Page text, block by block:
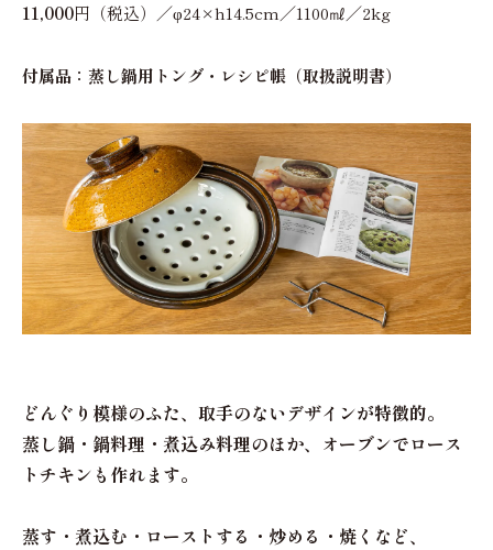
11,000円（税込）／φ24×h14.5cm／1100㎖／2kg
付属品：蒸し鍋用トング・レシピ帳（取扱説明書）
どんぐり模様のふた、取手のないデザインが特徴的。
蒸し鍋・鍋料理・煮込み料理のほか、オーブンでロース
トチキンも作れます。
蒸す・煮込む・ローストする・炒める・焼くなど、